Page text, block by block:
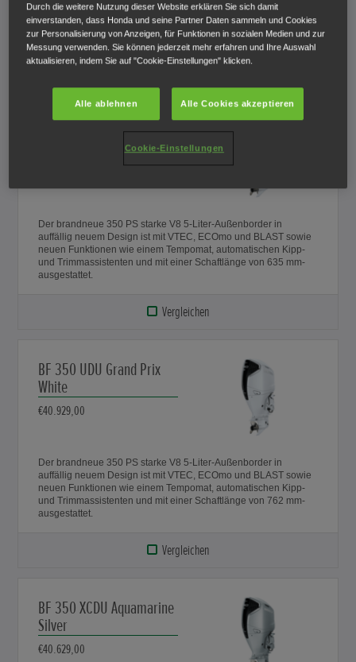
neuen Funktionen wie einem Tempomat, automatischen Kipp-
und Trimmassistenten und mit einer Schaftlänge von 762 mm-
ausgestattet.
BF 350 XDU Grand Prix
Der brandneue 350 PS starke V8 5-Liter-Außenborder in
auffällig neuem Design ist mit VTEC, ECOmo und BLAST sowie
neuen Funktionen wie einem Tempomat, automatischen Kipp-
und Trimmassistenten und mit einer Schaftlänge von 635 mm-
ausgestattet.
Vergleichen
BF 350 UDU Grand Prix
White
€40.929,00
Der brandneue 350 PS starke V8 5-Liter-Außenborder in
auffällig neuem Design ist mit VTEC, ECOmo und BLAST sowie
neuen Funktionen wie einem Tempomat, automatischen Kipp-
und Trimmassistenten und mit einer Schaftlänge von 762 mm-
ausgestattet.
Vergleichen
BF 350 XCDU Aquamarine
Silver
€40.629,00
Durch die weitere Nutzung dieser Website erklären Sie sich damit
einverstanden, dass Honda und seine Partner Daten sammeln und Cookies
zur Personalisierung von Anzeigen, für Funktionen in sozialen Medien und zur
Messung verwenden. Sie können jederzeit mehr erfahren und Ihre Auswahl
aktualisieren, indem Sie auf "Cookie-Einstellungen" klicken.
Alle ablehnen Alle Cookies akzeptieren
Cookie-Einstellungen